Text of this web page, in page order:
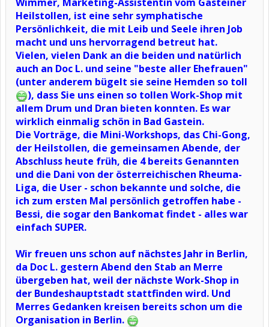
Heilstollen, ist eine sehr symphatische
Persönlichkeit, die mit Leib und Seele ihren Job
macht und uns hervorragend betreut hat.
Vielen, vielen Dank an die beiden und natürlich
auch an Doc L. und seine "beste aller Ehefrauen"
(unter anderem bügelt sie seine Hemden so toll
), dass Sie uns einen so tollen Work-Shop mit
allem Drum und Dran bieten konnten. Es war
wirklich einmalig schön in Bad Gastein.
Die Vorträge, die Mini-Workshops, das Chi-Gong,
der Heilstollen, die gemeinsamen Abende, der
Abschluss heute früh, die 4 bereits Genannten
und die Dani von der österreichischen Rheuma-
Liga, die User - schon bekannte und solche, die
ich zum ersten Mal persönlich getroffen habe -
Bessi, die sogar den Bankomat findet - alles war
einfach SUPER.
Wir freuen uns schon auf nächstes Jahr in Berlin,
da Doc L. gestern Abend den Stab an Merre
übergeben hat, weil der nächste Work-Shop in
der Bundeshauptstadt stattfinden wird. Und
Merres Gedanken kreisen bereits schon um die
Organisation in Berlin.